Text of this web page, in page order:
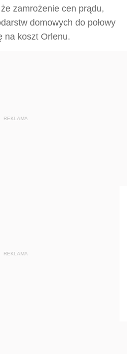
zamrożenie cen prądu,
domowych do połowy
na koszt Orlenu.
REKLAMA
REKLAMA